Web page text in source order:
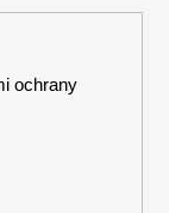
ochrany